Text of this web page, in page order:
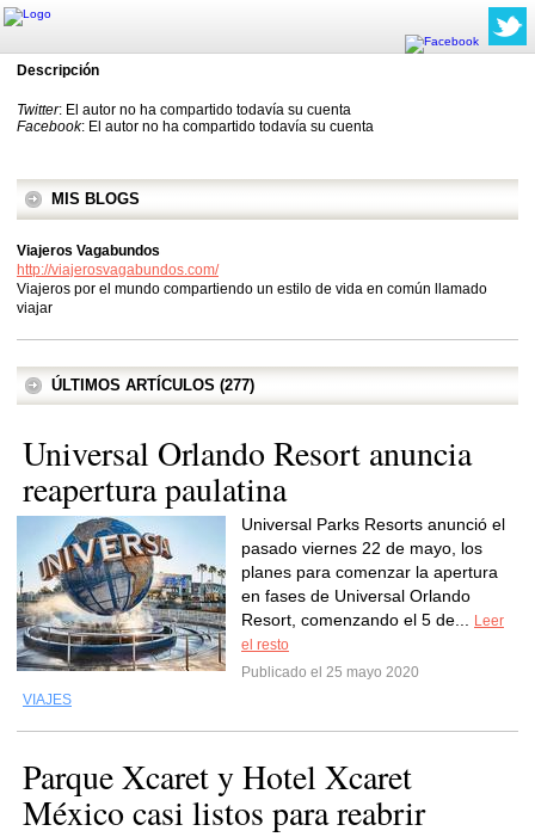
Descripción
Twitter: El autor no ha compartido todavía su cuenta
Facebook: El autor no ha compartido todavía su cuenta
MIS BLOGS
Viajeros Vagabundos
http://viajerosvagabundos.com/
Viajeros por el mundo compartiendo un estilo de vida en común llamado
viajar
ÚLTIMOS ARTÍCULOS (277)
Universal Orlando Resort anuncia
reapertura paulatina
Universal Parks Resorts anunció el
pasado viernes 22 de mayo, los
planes para comenzar la apertura
en fases de Universal Orlando
Resort, comenzando el 5 de...
Leer
el resto
Publicado el 25 mayo 2020
VIAJES
Parque Xcaret y Hotel Xcaret
México casi listos para reabrir